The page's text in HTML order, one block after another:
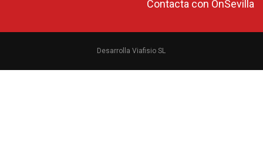
Contacta con OnSevilla
Desarrolla Viafisio SL